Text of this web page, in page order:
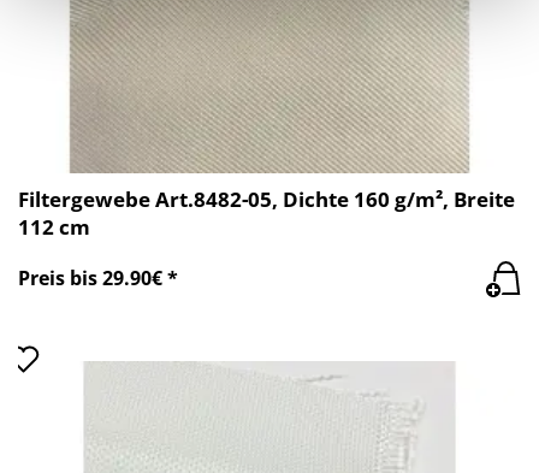
Filtergewebe Art.8482-05, Dichte 160 g/m², Breite
112 cm
Preis bis 29.90€ *